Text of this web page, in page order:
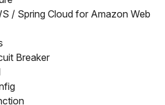
/ Spring Cloud for Amazon Web
Breaker